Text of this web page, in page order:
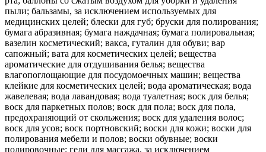
пыли; бальзамы, за исключением используемых для
медицинских целей; блески для губ; бруски для полирования;
бумага абразивная; бумага наждачная; бумага полировальная;
вазелин косметический; вакса, гуталин для обуви; вар
сапожный; вата для косметических целей; вещества
ароматические для отдушивания белья; вещества
влагопоглощающие для посудомоечных машин; вещества
клейкие для косметических целей; вода ароматическая; вода
жавелевая; вода лавандовая; вода туалетная; воск для белья;
воск для паркетных полов; воск для пола; воск для пола,
предохраняющий от скольжения; воск для удаления волос;
воск для усов; воск портновский; воски для кожи; воски для
полирования мебели и полов; воски обувные; воски
полировочные; гели для массажа, за исключением